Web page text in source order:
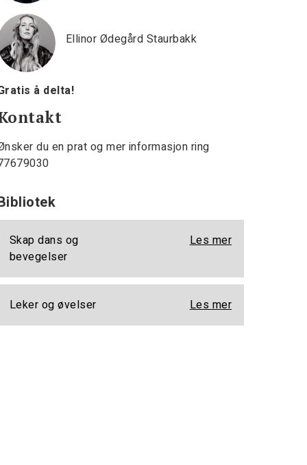
Ellinor Ødegård Staurbakk
å delta!
du en prat og mer informasjon ring
Skap dans og
bevegelser
Les mer
Leker og øvelser Les mer